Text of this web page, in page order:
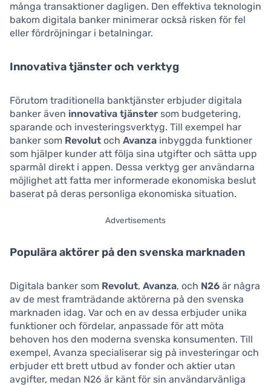
många transaktioner dagligen. Den effektiva teknologin
bakom digitala banker minimerar också risken för fel
eller fördröjningar i betalningar.
Innovativa tjänster och verktyg
Förutom traditionella banktjänster erbjuder digitala
banker även innovativa tjänster som budgetering,
sparande och investeringsverktyg. Till exempel har
banker som Revolut och Avanza inbyggda funktioner
som hjälper kunder att följa sina utgifter och sätta upp
sparmål direkt i appen. Dessa verktyg ger användarna
möjlighet att fatta mer informerade ekonomiska beslut
baserat på deras personliga ekonomiska situation.
Advertisements
Populära aktörer på den svenska marknaden
Digitala banker som Revolut, Avanza, och N26 är några
av de mest framträdande aktörerna på den svenska
marknaden idag. Var och en av dessa erbjuder unika
funktioner och fördelar, anpassade för att möta
behoven hos den moderna svenska konsumenten. Till
exempel, Avanza specialiserar sig på investeringar och
erbjuder ett brett utbud av fonder och aktier utan
avgifter, medan N26 är känt för sin användarvänliga